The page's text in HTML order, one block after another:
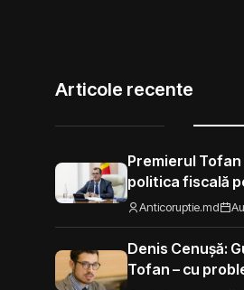
Articole recente
Premierul
politica fiscală
„Nu mi se pare
să fie taxat la
Moldova”
Anticoruptie.md
Denis Cenușă:
Tofan – cu